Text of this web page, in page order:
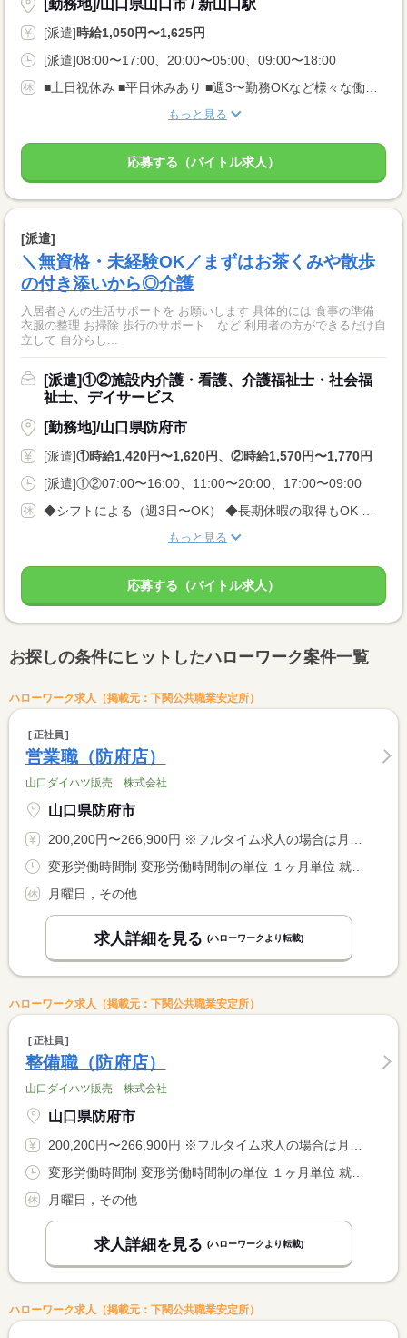
[勤務地]/山口県山口市 / 新山口駅
[派遣]時給1,050円〜1,625円
[派遣]08:00〜17:00、20:00〜05:00、09:00〜18:00
■土日祝休み ■平日休みあり ■週3〜勤務OKなど様々な働き方あり ■シフト制 ■GW・お盆・年末年始休暇 などなどあなたの希望にあわせて お仕事をご紹介いたします！
もっと見る
応募する（バイトル求人）
[派遣]
＼無資格・未経験OK／まずはお茶くみや散歩
の付き添いから◎介護
入居者さんの生活サポートを お願いします 具体的には 食事の準備
衣服の整理 お掃除 歩行のサポート など 利用者の方ができるだけ自
立して 自分らし...
[派遣]①②施設内介護・看護、介護福祉士・社会福
祉士、デイサービス
[勤務地]/山口県防府市
[派遣]①時給1,420円〜1,620円、②時給1,570円〜1,770円
[派遣]①②07:00〜16:00、11:00〜20:00、17:00〜09:00
◆シフトによる（週3日〜OK） ◆長期休暇の取得もOK 勤務曜日、休み希望はお気軽にご相談ください やむを得ない急なお休みにも理解のある職場です
もっと見る
応募する（バイトル求人）
お探しの条件にヒットしたハローワーク案件一覧
ハローワーク求人（掲載元：下関公共職業安定所）
正社員
営業職（防府店）
山口ダイハツ販売 株式会社
山口県防府市
200,200円〜266,900円 ※フルタイム求人の場合は月額（換算額）、パート求人の場合は時間額を表示しています。
変形労働時間制 変形労働時間制の単位 １ヶ月単位 就業時間１ 9時30分〜18時00分
月曜日，その他
求人詳細を見る (ハローワークより転載)
ハローワーク求人（掲載元：下関公共職業安定所）
正社員
整備職（防府店）
山口ダイハツ販売 株式会社
山口県防府市
200,200円〜266,900円 ※フルタイム求人の場合は月額（換算額）、パート求人の場合は時間額を表示しています。
変形労働時間制 変形労働時間制の単位 １ヶ月単位 就業時間１ 9時30分〜18時00分
月曜日，その他
求人詳細を見る (ハローワークより転載)
ハローワーク求人（掲載元：下関公共職業安定所）